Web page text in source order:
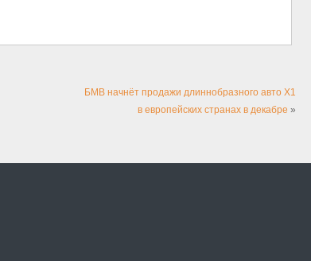
БМВ начнёт продажи длиннобразного авто X1
в европейских странах в декабре »